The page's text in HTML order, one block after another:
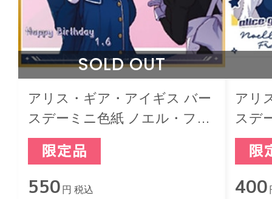
SOLD OUT
アリス・ギア・アイギス バー
スデーミニ色紙 ノエル・フラ
ンシスカ
550 円 税込
アリ
スデ
グカ
400